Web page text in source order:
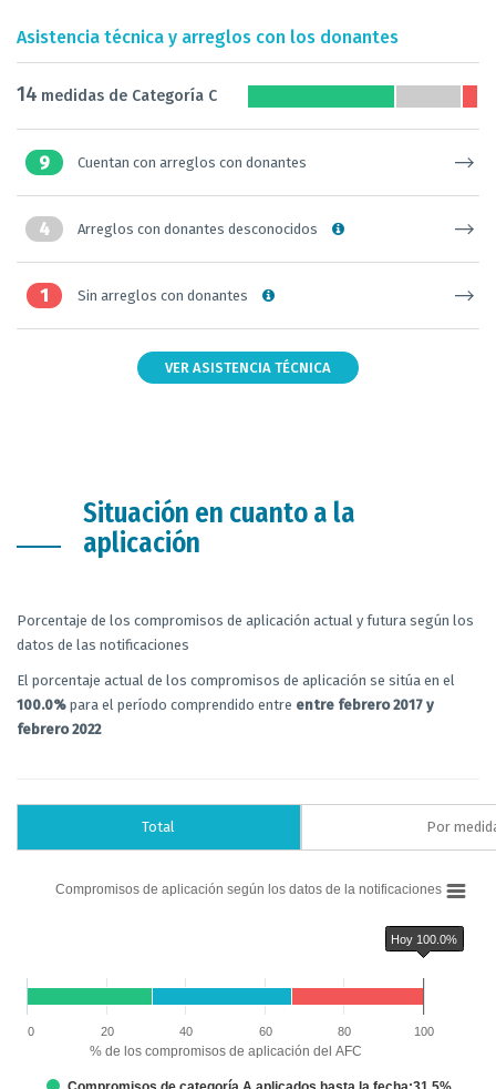
Asistencia técnica y arreglos con los donantes
14 medidas de Categoría C
9 Cuentan con arreglos con donantes
4 Arreglos con donantes desconocidos
1 Sin arreglos con donantes
VER ASISTENCIA TÉCNICA
Situación en cuanto a la
aplicación
Porcentaje de los compromisos de aplicación actual y futura según los
datos de las notificaciones
El porcentaje actual de los compromisos de aplicación se sitúa en el
100.0% para el período comprendido entre entre febrero 2017 y
febrero 2022
Total Por
Compromisos de aplicación según los datos de la notificaciones
The chart has 1 Y axis displaying % de los compromisos de aplicación del
% de los compromisos de aplicación del AFC
Compromisos de aplicación según los datos de la notificaciones
Hoy 100.0%
0 20 40 60 80 100